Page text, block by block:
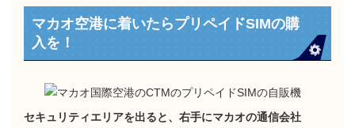
マカオ空港に着いたらプリペイドSIMの購
入を！
セキュリティエリアを出ると、右手にマカオの通信会社